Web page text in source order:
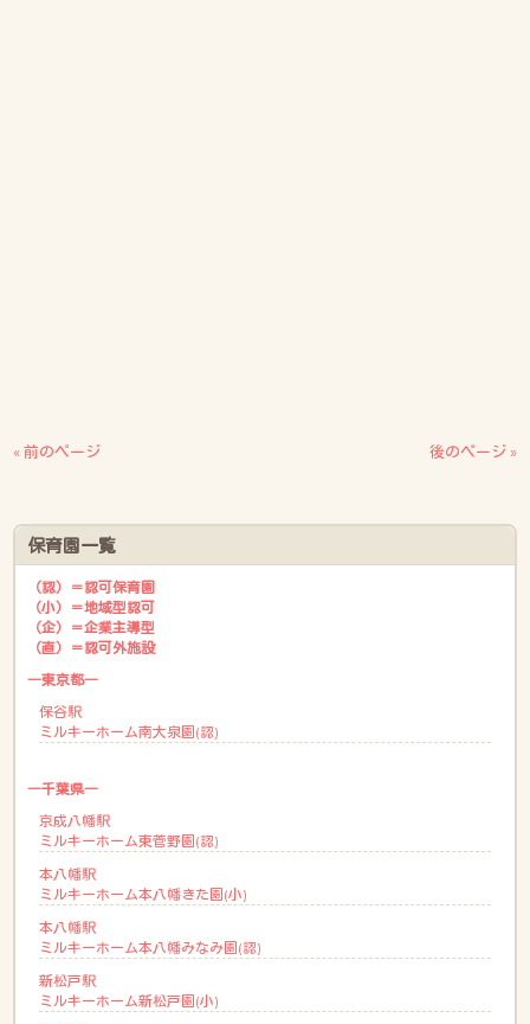
« 前のページ 後のページ »
保育園一覧
（認）＝認可保育園
（小）＝地域型認可
（企）＝企業主導型
（直）＝認可外施設
―東京都―
保谷駅
ミルキーホーム南大泉園(認)
―千葉県―
京成八幡駅
ミルキーホーム東菅野園(認)
本八幡駅
ミルキーホーム本八幡きた園(小)
本八幡駅
ミルキーホーム本八幡みなみ園(認)
新松戸駅
ミルキーホーム新松戸園(小)